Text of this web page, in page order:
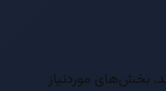
بخش‌های موردنیاز